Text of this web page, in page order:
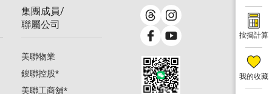
按揭計算
我的收藏
集團成員/
聯屬公司
美聯物業
鋑聯控股*
美聯工商舖*